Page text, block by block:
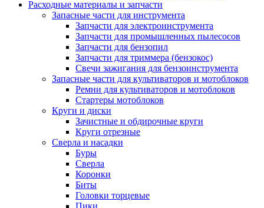
Расходные материалы и запчасти
Запасные части для инструмента
Запчасти для электроинструмента
Запчасти для промышленных пылесосов
Запчасти для бензопил
Запчасти для триммера (бензокос)
Свечи зажигания для бензоинструмента
Запасные части для культиваторов и мотоблоков
Ремни для культиваторов и мотоблоков
Стартеры мотоблоков
Круги и диски
Зачистные и обдирочные круги
Круги отрезные
Сверла и насадки
Буры
Сверла
Коронки
Биты
Головки торцевые
Пики